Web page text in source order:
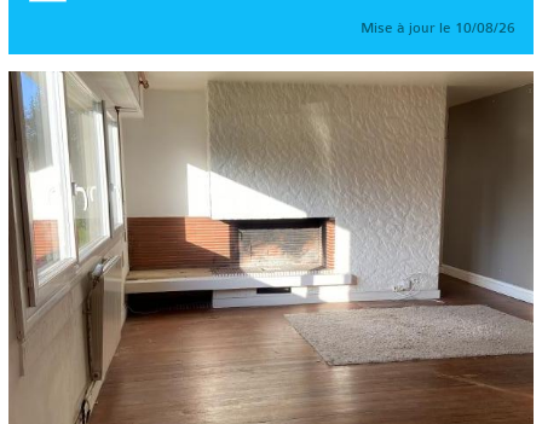
Mise à jour le 10/08/26